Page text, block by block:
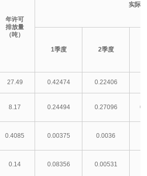
年许可
排放量
（吨）
实际
1季度 2季度
27.49 0.42474 0.22406
8.17 0.24494 0.27096
0.4085 0.00375 0.0036
0.14 0.08356 0.00531